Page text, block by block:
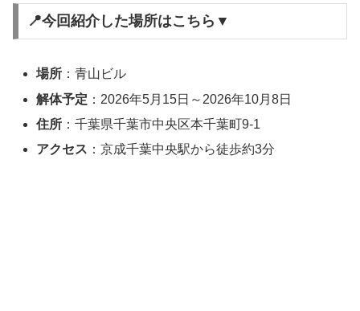
📍今回紹介した場所はこちら▼
場所 ：青山ビル
解体予定 ：2026年5月15日～2026年10月8日
住所 ：千葉県千葉市中央区本千葉町9-1
アクセス ：京成千葉中央駅から徒歩約3分